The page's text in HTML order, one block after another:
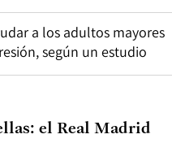
a los adultos mayores
según un estudio
el Real Madrid